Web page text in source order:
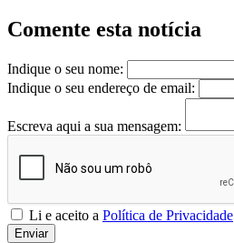
Comente esta notícia
Indique o seu nome:
Indique o seu endereço de email:
Escreva aqui a sua mensagem:
Li e aceito a Política de Privacidade
Enviar